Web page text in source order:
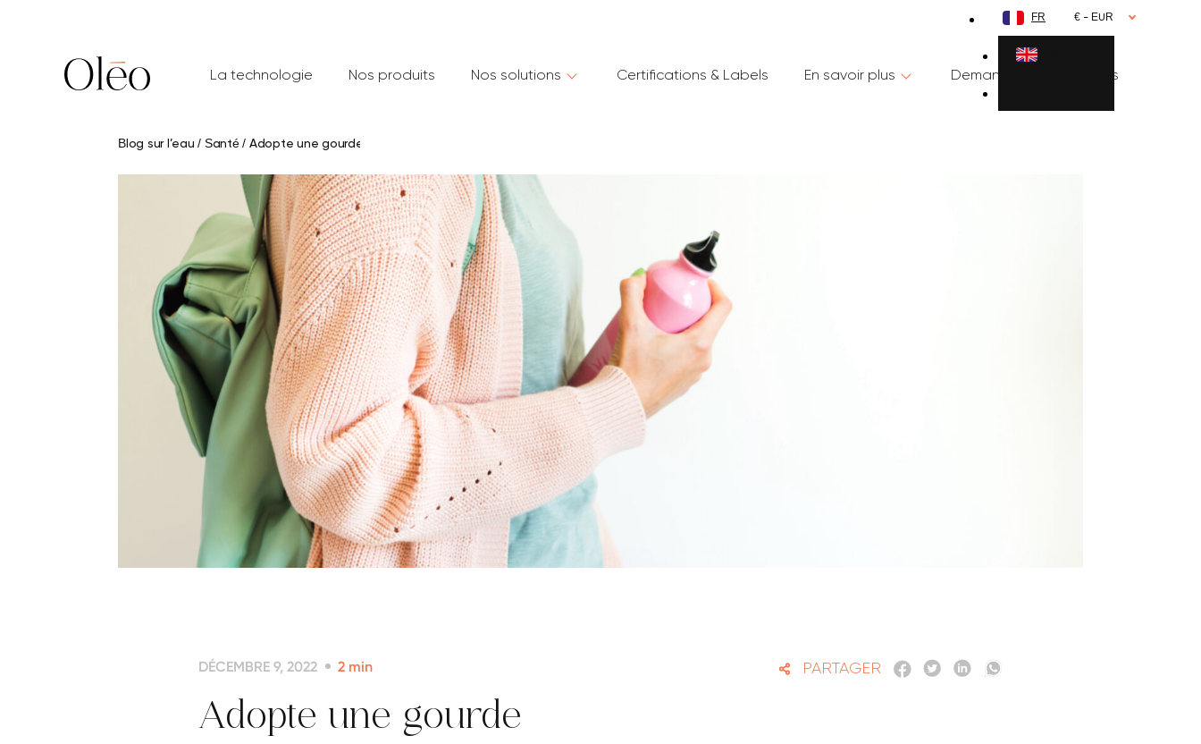
FR € - EUR
La technologie Nos produits Nos solutions Certifications & Labels En savoir plus Demande d’informations
Blog sur l’eau / Santé/ Adopte une gourde
PARTAGER
DÉCEMBRE 9, 2022 2 min
Adopte une gourde